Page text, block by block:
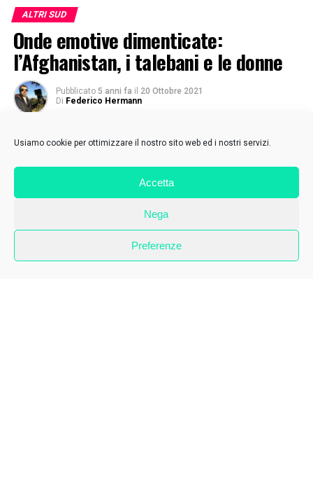
Usiamo cookie per ottimizzare il nostro sito web ed i nostri servizi.
Accetta
Nega
Preferenze
ALTRI SUD
Onde emotive dimenticate:
l’Afghanistan, i talebani e le donne
Pubblicato 5 anni fa il 20 Ottobre 2021
Di Federico Hermann